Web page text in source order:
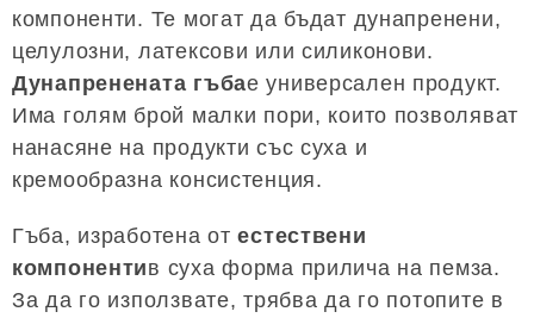
компоненти. Те могат да бъдат дунапренени,
целулозни, латексови или силиконови.
Дунапренената гъбае универсален продукт.
Има голям брой малки пори, които позволяват
нанасяне на продукти със суха и
кремообразна консистенция.
Гъба, изработена отестествени
компонентив суха форма прилича на пемза.
За да го използвате, трябва да го потопите в